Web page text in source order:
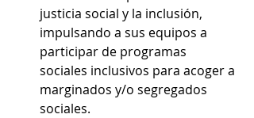
justicia social y la inclusión,
impulsando a sus equipos a
participar de programas
sociales inclusivos para acoger a
marginados y/o segregados
sociales.